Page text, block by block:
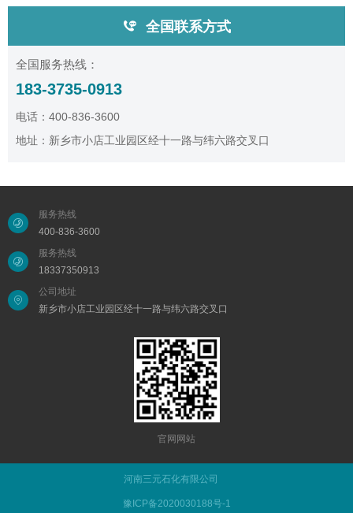
全国联系方式
全国服务热线：
183-3735-0913
电话：400-836-3600
地址：新乡市小店工业园区经十一路与纬六路交叉口
服务热线
400-836-3600
服务热线
18337350913
公司地址
新乡市小店工业园区经十一路与纬六路交叉口
官网网站
河南三元石化有限公司
豫ICP备2020030188号-1